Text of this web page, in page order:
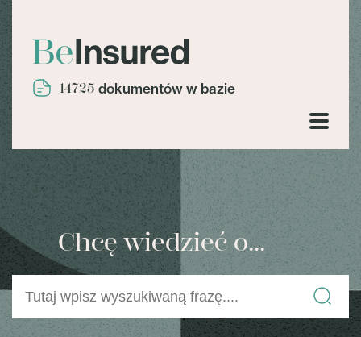
14725 dokumentów w bazie
Chcę wiedzieć o...